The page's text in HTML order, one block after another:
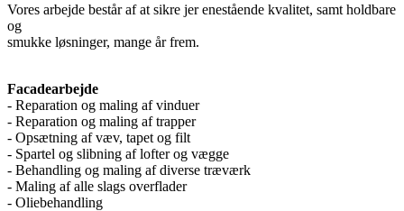
Vores arbejde består af at sikre jer enestående kvalitet, samt holdbare
og
smukke løsninger, mange år frem.
Facadearbejde
- Reparation og maling af vinduer
- Reparation og maling af trapper
- Opsætning af væv, tapet og filt
- Spartel og slibning af lofter og vægge
- Behandling og maling af diverse træværk
- Maling af alle slags overflader
- Oliebehandling